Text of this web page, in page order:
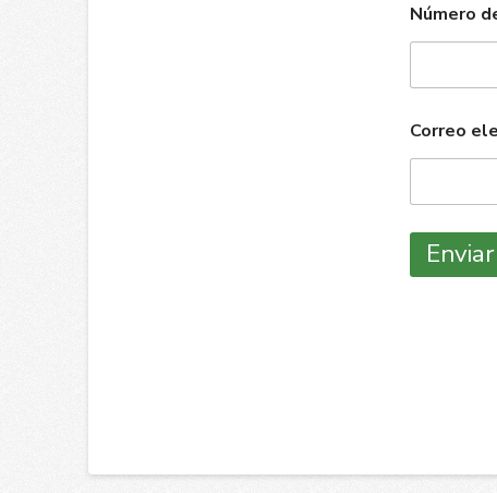
Número
Correo
Enviar